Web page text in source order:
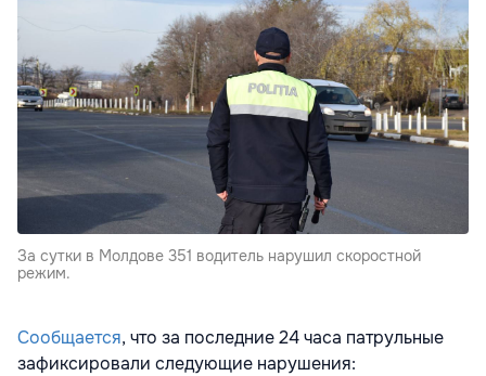
За сутки в Молдове 351 водитель нарушил скоростной
режим.
Сообщается, что за последние 24 часа патрульные
зафиксировали следующие нарушения: